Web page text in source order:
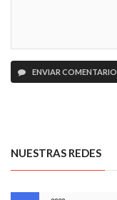
ENVIAR COMENTARIO
NUESTRAS REDES